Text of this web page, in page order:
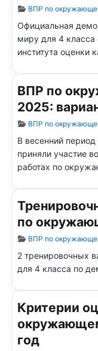
Информация о
ВПР по
Официальная
миру для 4 класса
института оценки
ВПР по
2025:
Информация о
ВПР по
В весенний
приняли участие
работах по
по
Информация о
ВПР по
2 тренировочных
для 4 класса по
Критерии
год